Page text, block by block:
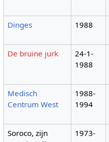
Dinges 1988
De bruine jurk
24-1-
1988
Medisch
Centrum West
1988-
1994
Soroco, zijn
1973-